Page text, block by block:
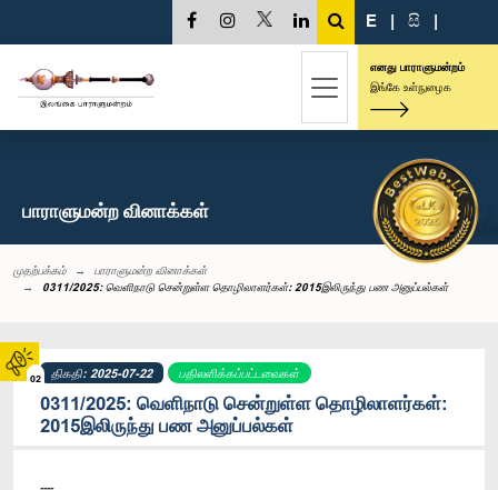
02
E | සි |
எனது பாராளுமன்றம்
இங்கே உள்நுழைக
பாராளுமன்ற வினாக்கள்
முதற்பக்கம்
பாராளுமன்ற வினாக்கள்
0311/2025: வெளிநாடு சென்றுள்ள தொழிலாளர்கள்: 2015இலிருந்து பண அனுப்பல்கள்
திகதி: 2025-07-22 பதிலளிக்கப்பட்டவைகள்
0311/2025: வெளிநாடு சென்றுள்ள தொழிலாளர்கள்:
2015இலிருந்து பண அனுப்பல்கள்
----